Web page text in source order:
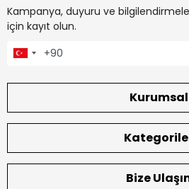
Kampanya, duyuru ve
için kayıt olun.
Kurumsal
Bize